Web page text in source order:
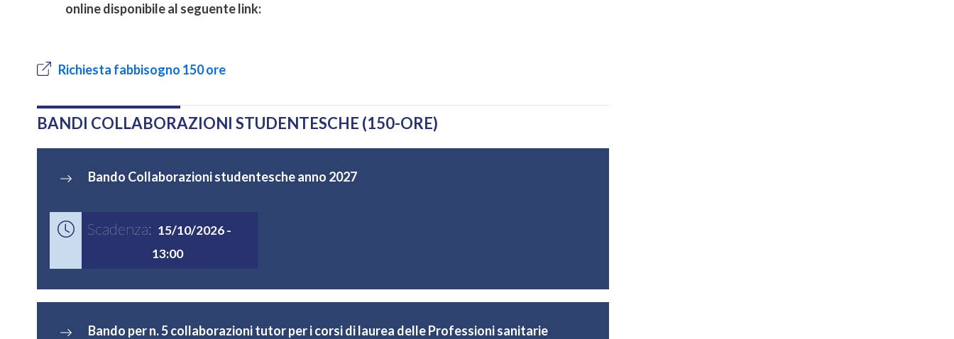
online disponibile al seguente link:
Richiesta fabbisogno 150 ore
BANDI COLLABORAZIONI STUDENTESCHE (150-ORE)
Bando Collaborazioni studentesche anno 2027
Scadenza: 15/10/2026 -
13:00
Bando per n. 5 collaborazioni tutor per i corsi di laurea delle Professioni sanitarie